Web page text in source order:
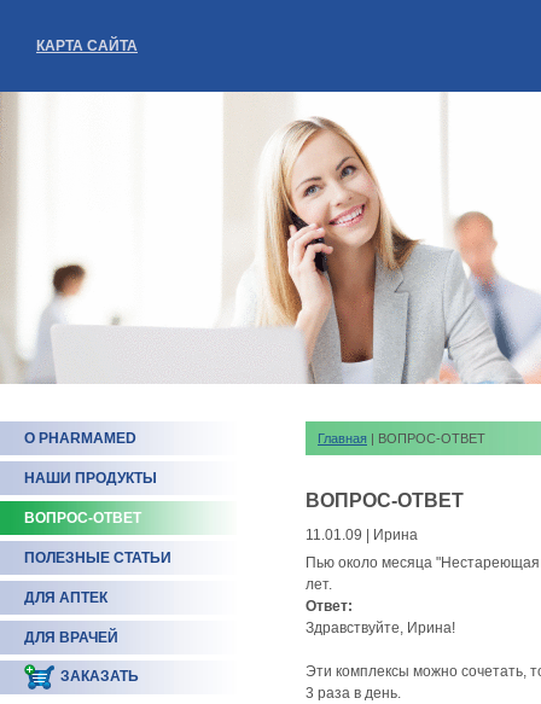
КАРТА САЙТА
О PHARMAMED
НАШИ ПРОДУКТЫ
ВОПРОС-ОТВЕТ
ПОЛЕЗНЫЕ СТАТЬИ
ДЛЯ АПТЕК
ДЛЯ ВРАЧЕЙ
ЗАКАЗАТЬ
Главная | ВОПРОС-ОТВЕТ
ВОПРОС-ОТВЕТ
11.01.09 | Ирина
Пью около месяца
лет.
Ответ:
Здравствуйте, Ирина!
Эти комплексы можно сочетать,
3 раза в день.